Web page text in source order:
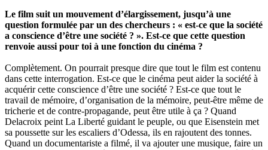
Le film suit un mouvement d’élargissement, jusqu’à une
question formulée par un des chercheurs : « est-ce que la société
a conscience d’être une société ? ». Est-ce que cette question
renvoie aussi pour toi à une fonction du cinéma ?
Complètement. On pourrait presque dire que tout le film est contenu
dans cette interrogation. Est-ce que le cinéma peut aider la société à
acquérir cette conscience d’être une société ? Est-ce que tout le
travail de mémoire, d’organisation de la mémoire, peut-être même de
tricherie et de contre-propagande, peut être utile à ça ? Quand
Delacroix peint La Liberté guidant le peuple, ou que Eisenstein met
sa poussette sur les escaliers d’Odessa, ils en rajoutent des tonnes.
Quand un documentariste a filmé, il va ajouter une musique, faire un